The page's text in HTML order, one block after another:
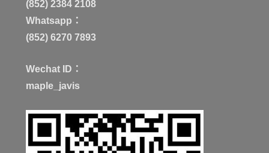
(852) 2384 2108
Whatsapp：
(852) 6270 7893
Wechat ID：
maple_javis